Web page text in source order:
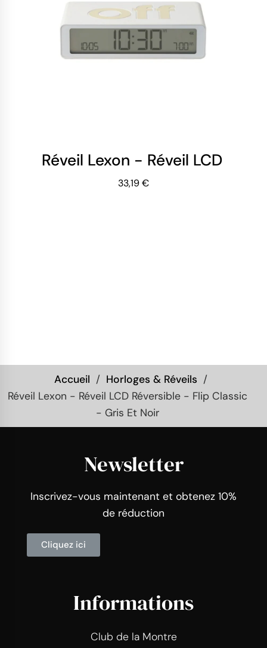
Réveil Lexon - Réveil LCD
33,19 €
Accueil
Horloges & Réveils
Réveil Lexon - Réveil LCD Réversible - Flip Classic
- Gris Et Noir
Newsletter
Inscrivez-vous maintenant et obtenez 10%
de réduction
Cliquez ici
Informations
Club de la Montre